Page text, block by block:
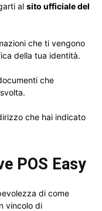
al sito ufficiale del
che ti vengono
della tua identità.
che
che hai indicato
POS Easy
di come
vincolo di